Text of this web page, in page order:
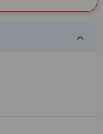
keyboard_arrow_down